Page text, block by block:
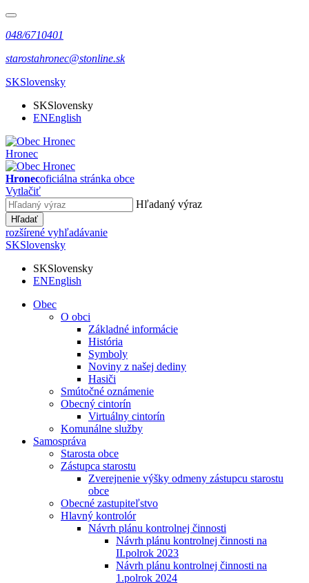
048/6710401
starostahronec@stonline.sk
SKSlovensky
SKSlovensky
ENEnglish
Hronec
Hronecoficiálna stránka obce
Vytlačiť
Hľadaný výraz
Hľadať
rozšírené vyhľadávanie
SKSlovensky
SKSlovensky
ENEnglish
Obec
O obci
Základné informácie
História
Symboly
Noviny z našej dediny
Hasiči
Smútočné oznámenie
Obecný cintorín
Virtuálny cintorín
Komunálne služby
Samospráva
Starosta obce
Zástupca starostu
Zverejnenie výšky odmeny zástupcu starostu
obce
Obecné zastupiteľstvo
Hlavný kontrolór
Návrh plánu kontrolnej činnosti
Návrh plánu kontrolnej činnosti na
II.polrok 2023
Návrh plánu kontrolnej činnosti na
1.polrok 2024